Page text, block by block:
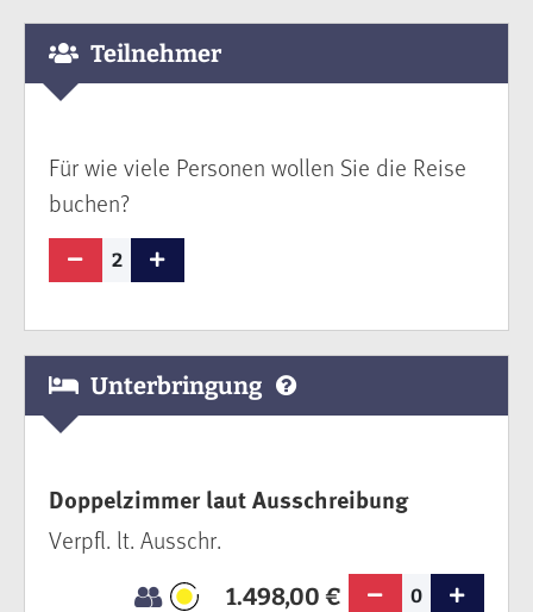
Teilnehmer
Für wie viele Personen wollen Sie die Reise
buchen?
2
Unterbringung
Doppelzimmer laut Ausschreibung
1.498,00 € 0
Verpfl. lt. Ausschr.